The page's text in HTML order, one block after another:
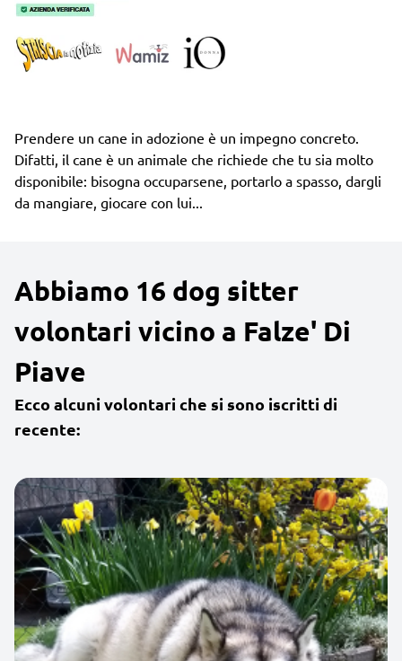
Prendere un cane in adozione è un impegno concreto.
Difatti, il cane è un animale che richiede che tu sia molto
disponibile: bisogna occuparsene, portarlo a spasso, dargli
da mangiare, giocare con lui...
Abbiamo 16 dog sitter
volontari vicino a Falze' Di
Piave
Ecco alcuni volontari che si sono iscritti di
recente: